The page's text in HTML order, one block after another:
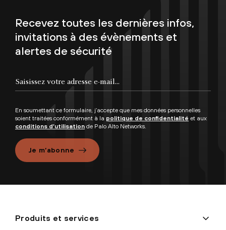
Recevez toutes les dernières infos,
invitations à des évènements et
alertes de sécurité
En soumettant ce formulaire, j’accepte que mes données personnelles
soient traitées conformément à la politique de confidentialité et aux
conditions d’utilisation de Palo Alto Networks.
Je m’abonne
Produits et services